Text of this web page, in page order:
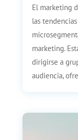
El marketing
las
marketing.
dirigirse a
audiencia,